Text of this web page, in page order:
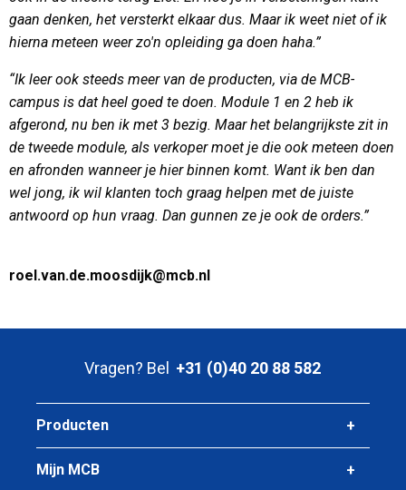
gaan denken, het versterkt elkaar dus. Maar ik weet niet of ik
hierna meteen weer zo'n opleiding ga doen haha.”
“Ik leer ook steeds meer van de producten, via de MCB-
campus is dat heel goed te doen. Module 1 en 2 heb ik
afgerond, nu ben ik met 3 bezig. Maar het belangrijkste zit in
de tweede module, als verkoper moet je die ook meteen doen
en afronden wanneer je hier binnen komt. Want ik ben dan
wel jong, ik wil klanten toch graag helpen met de juiste
antwoord op hun vraag. Dan gunnen ze je ook de orders.”
roel.van.de.moosdijk@mcb.nl
Vragen? Bel +31 (0)40 20 88 582
Producten
Mijn MCB